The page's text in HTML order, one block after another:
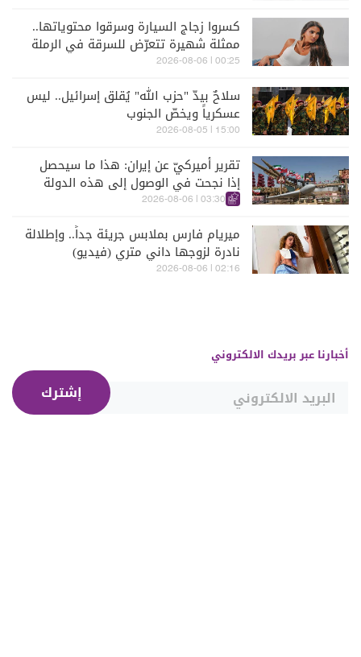
كسروا زجاج السيارة وسرقوا محتوياتها..
ممثلة شهيرة تتعرّض للسرقة في الرملة
البيضاء (فيديو)
00:25 | 2026-08-06
سلاحٌ بيدّ "حزب الله" يُقلق إسرائيل.. ليس
عسكرياً ويخصّ الجنوب
15:00 | 2026-08-05
تقرير أميركيّ عن إيران: هذا ما سيحصل
إذا نجحت في الوصول إلى هذه الدولة
الآسيويّة
03:30 | 2026-08-06
ميريام فارس بملابس جريئة جداً.. وإطلالة
نادرة لزوجها داني متري (فيديو)
02:16 | 2026-08-06
أخبارنا عبر بريدك الالكتروني
إشترك